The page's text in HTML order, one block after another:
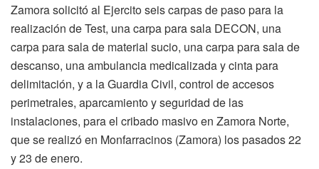
Zamora solicitó al Ejercito seis carpas de paso para la
realización de Test, una carpa para sala DECON, una
carpa para sala de material sucio, una carpa para sala de
descanso, una ambulancia medicalizada y cinta para
delimitación, y a la Guardia Civil, control de accesos
perimetrales, aparcamiento y seguridad de las
instalaciones, para el cribado masivo en Zamora Norte,
que se realizó en Monfarracinos (Zamora) los pasados 22
y 23 de enero.